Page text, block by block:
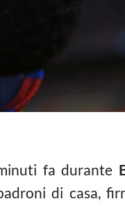
fa durante
di casa,